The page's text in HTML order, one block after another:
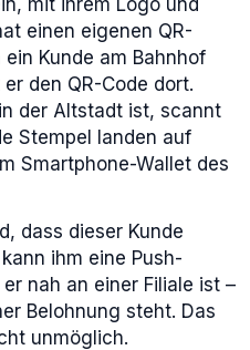
einen eigenen QR-
Kunde am Bahnhof
den QR-Code dort.
der Altstadt ist, scannt
Stempel landen auf
Smartphone-Wallet des
dass dieser Kunde
ihm eine Push-
nah an einer Filiale ist –
Belohnung steht. Das
unmöglich.